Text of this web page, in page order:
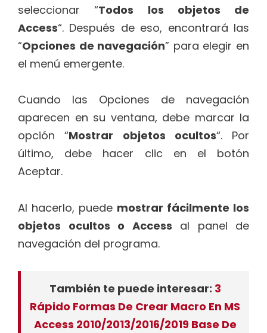
seleccionar “Todos los objetos de
Access“. Después de eso, encontrará las
“Opciones de navegación” para elegir en
el menú emergente.
Cuando las Opciones de navegación
aparecen en su ventana, debe marcar la
opción “Mostrar objetos ocultos“. Por
último, debe hacer clic en el botón
Aceptar.
Al hacerlo, puede mostrar fácilmente los
objetos ocultos o Access al panel de
navegación del programa.
También te puede interesar: 3
Rápido Formas De Crear Macro En MS
Access 2010/2013/2016/2019 Base De